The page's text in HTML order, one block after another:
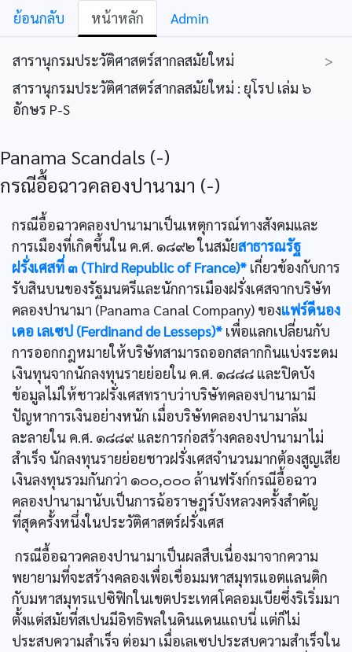
ย้อนกลับ หน้าหลัก Admin
สารานุกรมประวัติศาสตร์สากลสมัยใหม่
>
สารานุกรมประวัติศาสตร์สากลสมัยใหม่ : ยุโรป เล่ม ๖
อักษร P-S
Panama Scandals (-)
กรณีอื้อฉาวคลองปานามา (-)
กรณีอื้อฉาวคลองปานามาเป็นเหตุการณ์ทางสังคมและ
การเมืองที่เกิดขึ้นใน ค.ศ. ๑๘๙๒ ในสมัยสาธารณรัฐ
ฝรั่งเศสที่ ๓ (Third Republic of France)* เกี่ยวข้องกับการ
รับสินบนของรัฐมนตรีและนักการเมืองฝรั่งเศสจากบริษัท
คลองปานามา (Panama Canal Company) ของแฟร์ดีนอง
เดอ เลเซป (Ferdinand de Lesseps)* เพื่อแลกเปลี่ยนกับ
การออกกฎหมายให้บริษัทสามารถออกสลากกินแบ่งระดม
เงินทุนจากนักลงทุนรายย่อยใน ค.ศ. ๑๘๘๘ และปิดบัง
ข้อมูลไม่ให้ชาวฝรั่งเศสทราบว่าบริษัทคลองปานามามี
ปัญหาการเงินอย่างหนัก เมื่อบริษัทคลองปานามาล้ม
ละลายใน ค.ศ. ๑๘๘๙ และการก่อสร้างคลองปานามาไม่
สำเร็จ นักลงทุนรายย่อยชาวฝรั่งเศสจำนวนมากต้องสูญเสีย
เงินลงทุนรวมกันกว่า ๑๐๐,๐๐๐ ล้านฟรังก์กรณีอื้อฉาว
คลองปานามานับเป็นการฉ้อราษฎร์บังหลวงครั้งสำคัญ
ที่สุดครั้งหนึ่งในประวัติศาสตร์ฝรั่งเศส
กรณีอื้อฉาวคลองปานามาเป็นผลสืบเนื่องมาจากความ
พยายามที่จะสร้างคลองเพื่อเชื่อมมหาสมุทรแอตแลนติก
กับมหาสมุทรแปซิฟิกในเขตประเทศโคลอมเบียซึ่งริเริ่มมา
ตั้งแต่สมัยที่สเปนมีอิทธิพลในดินแดนแถบนี่ แต่ก็ไม่
ประสบความสำเร็จ ต่อมา เมื่อเลเซปประสบความสำเร็จใน